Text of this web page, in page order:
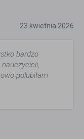
23 kwietnia 2026
bardzo
polubiłam